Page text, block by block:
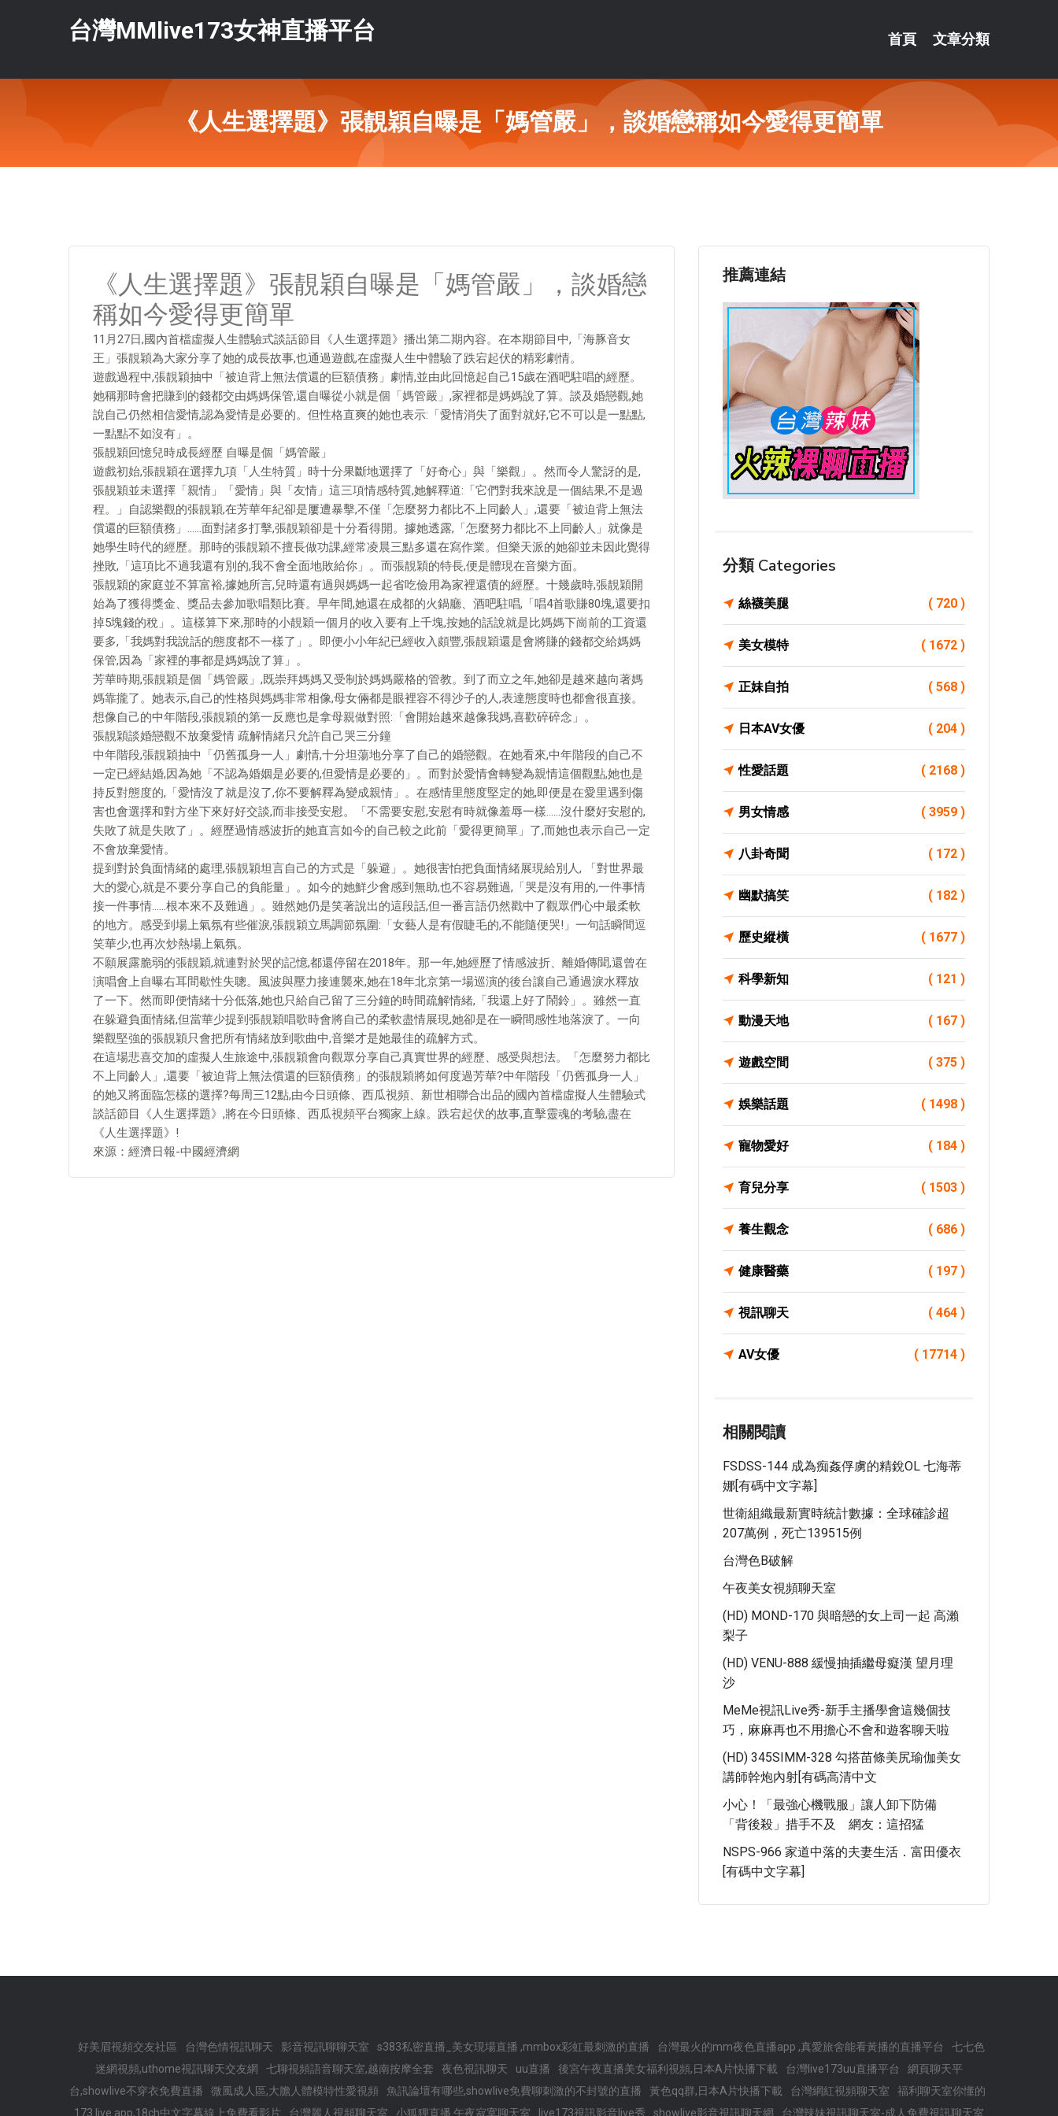
台灣MMlive173女神直播平台 首頁 文章分類
《人生選擇題》張靚穎自曝是「媽管嚴」，談婚戀稱如今愛得更簡單
《人生選擇題》張靚穎自曝是「媽管嚴」，談婚戀
稱如今愛得更簡單
11月27日,國內首檔虛擬人生體驗式談話節目《人生選擇題》播出第二期內容。在本期節目中,「海豚音女
王」張靚穎為大家分享了她的成長故事,也通過遊戲,在虛擬人生中體驗了跌宕起伏的精彩劇情。
遊戲過程中,張靚穎抽中「被迫背上無法償還的巨額債務」劇情,並由此回憶起自己15歲在酒吧駐唱的經歷。
她稱那時會把賺到的錢都交由媽媽保管,還自曝從小就是個「媽管嚴」,家裡都是媽媽說了算。談及婚戀觀,她
說自己仍然相信愛情,認為愛情是必要的。但性格直爽的她也表示:「愛情消失了面對就好,它不可以是一點點,
一點點不如沒有」。
張靚穎回憶兒時成長經歷 自曝是個「媽管嚴」
遊戲初始,張靚穎在選擇九項「人生特質」時十分果斷地選擇了「好奇心」與「樂觀」。然而令人驚訝的是,
張靚穎並未選擇「親情」「愛情」與「友情」這三項情感特質,她解釋道:「它們對我來說是一個結果,不是過
程。」自認樂觀的張靚穎,在芳華年紀卻是屢遭暴擊,不僅「怎麼努力都比不上同齡人」,還要「被迫背上無法
償還的巨額債務」……面對諸多打擊,張靚穎卻是十分看得開。據她透露,「怎麼努力都比不上同齡人」就像是
她學生時代的經歷。那時的張靚穎不擅長做功課,經常凌晨三點多還在寫作業。但樂天派的她卻並未因此覺得
挫敗,「這項比不過我還有別的,我不會全面地敗給你」。而張靚穎的特長,便是體現在音樂方面。
張靚穎的家庭並不算富裕,據她所言,兒時還有過與媽媽一起省吃儉用為家裡還債的經歷。十幾歲時,張靚穎開
始為了獲得獎金、獎品去參加歌唱類比賽。早年間,她還在成都的火鍋廳、酒吧駐唱,「唱4首歌賺80塊,還要扣
掉5塊錢的稅」。這樣算下來,那時的小靚穎一個月的收入要有上千塊,按她的話說就是比媽媽下崗前的工資還
要多,「我媽對我說話的態度都不一樣了」。即便小小年紀已經收入頗豐,張靚穎還是會將賺的錢都交給媽媽
保管,因為「家裡的事都是媽媽說了算」。
芳華時期,張靚穎是個「媽管嚴」,既崇拜媽媽又受制於媽媽嚴格的管教。到了而立之年,她卻是越來越向著媽
媽靠攏了。她表示,自己的性格與媽媽非常相像,母女倆都是眼裡容不得沙子的人,表達態度時也都會很直接。
想像自己的中年階段,張靚穎的第一反應也是拿母親做對照:「會開始越來越像我媽,喜歡碎碎念」。
張靚穎談婚戀觀不放棄愛情 疏解情緒只允許自己哭三分鐘
中年階段,張靚穎抽中「仍舊孤身一人」劇情,十分坦蕩地分享了自己的婚戀觀。在她看來,中年階段的自己不
一定已經結婚,因為她「不認為婚姻是必要的,但愛情是必要的」。而對於愛情會轉變為親情這個觀點,她也是
持反對態度的,「愛情沒了就是沒了,你不要解釋為變成親情」。在感情里態度堅定的她,即便是在愛里遇到傷
害也會選擇和對方坐下來好好交談,而非接受安慰。「不需要安慰,安慰有時就像羞辱一樣……沒什麼好安慰的,
失敗了就是失敗了」。經歷過情感波折的她直言如今的自己較之此前「愛得更簡單」了,而她也表示自己一定
不會放棄愛情。
提到對於負面情緒的處理,張靚穎坦言自己的方式是「躲避」。她很害怕把負面情緒展現給別人, 「對世界最
大的愛心,就是不要分享自己的負能量」。如今的她鮮少會感到無助,也不容易難過,「哭是沒有用的,一件事情
接一件事情……根本來不及難過」。雖然她仍是笑著說出的這段話,但一番言語仍然戳中了觀眾們心中最柔軟
的地方。感受到場上氣氛有些催淚,張靚穎立馬調節氛圍:「女藝人是有假睫毛的,不能隨便哭!」一句話瞬間逗
笑華少,也再次炒熱場上氣氛。
不願展露脆弱的張靚穎,就連對於哭的記憶,都還停留在2018年。那一年,她經歷了情感波折、離婚傳聞,還曾在
演唱會上自曝右耳間歇性失聰。風波與壓力接連襲來,她在18年北京第一場巡演的後台讓自己通過淚水釋放
了一下。然而即便情緒十分低落,她也只給自己留了三分鐘的時間疏解情緒,「我還上好了鬧鈴」。雖然一直
在躲避負面情緒,但當華少提到張靚穎唱歌時會將自己的柔軟盡情展現,她卻是在一瞬間感性地落淚了。一向
樂觀堅強的張靚穎只會把所有情緒放到歌曲中,音樂才是她最佳的疏解方式。
在這場悲喜交加的虛擬人生旅途中,張靚穎會向觀眾分享自己真實世界的經歷、感受與想法。「怎麼努力都比
不上同齡人」,還要「被迫背上無法償還的巨額債務」的張靚穎將如何度過芳華?中年階段「仍舊孤身一人」
的她又將面臨怎樣的選擇?每周三12點,由今日頭條、西瓜視頻、新世相聯合出品的國內首檔虛擬人生體驗式
談話節目《人生選擇題》,將在今日頭條、西瓜視頻平台獨家上線。跌宕起伏的故事,直擊靈魂的考驗,盡在
《人生選擇題》!
來源：經濟日報-中國經濟網
推薦連結
分類 Categories
絲襪美腿 ( 720 )
美女模特 ( 1672 )
正妹自拍 ( 568 )
日本AV女優 ( 204 )
性愛話題 ( 2168 )
男女情感 ( 3959 )
八卦奇聞 ( 172 )
幽默搞笑 ( 182 )
歷史縱橫 ( 1677 )
科學新知 ( 121 )
動漫天地 ( 167 )
遊戲空間 ( 375 )
娛樂話題 ( 1498 )
寵物愛好 ( 184 )
育兒分享 ( 1503 )
養生觀念 ( 686 )
健康醫藥 ( 197 )
視訊聊天 ( 464 )
AV女優 ( 17714 )
相關閱讀
FSDSS-144 成為痴姦俘虜的精銳OL 七海蒂
娜[有碼中文字幕]
世衛組織最新實時統計數據：全球確診超
207萬例，死亡139515例
台灣色b破解
午夜美女視頻聊天室
(HD) MOND-170 與暗戀的女上司一起 高瀨
梨子
(HD) VENU-888 緩慢抽插繼母癡漢 望月理
沙
MeMe視訊live秀-新手主播學會這幾個技
巧，麻麻再也不用擔心不會和遊客聊天啦
(HD) 345SIMM-328 勾搭苗條美尻瑜伽美女
講師幹炮內射[有碼高清中文
小心！「最強心機戰服」讓人卸下防備
「背後殺」措手不及 網友：這招猛
NSPS-966 家道中落的夫妻生活．富田優衣
[有碼中文字幕]
好美眉視頻交友社區 台灣色情視訊聊天 影音視訊聊聊天室 s383私密直播_美女現場直播 ,mmbox彩虹最刺激的直播 台灣最火的mm夜色直播app ,真愛旅舍能看黃播的直播平台
七七色
迷網視頻,uthome視訊聊天交友網
七聊視頻語音聊天室,越南按摩全套 夜色視訊聊天 uu直播 後宮午夜直播美女福利視頻,日本A片快播下載 台灣live173uu直播平台
網頁聊天平
台,showlive不穿衣免費直播
微風成人區,大膽人體模特性愛視頻 魚訊論壇有哪些,showlive免費聊刺激的不封號的直播 黃色qq群,日本A片快播下載 台灣網紅視頻聊天室
福利聊天室你懂的
173 live app,18ch中文字幕線上免費看影片
台灣麗人視頻聊天室 小狐狸直播 午夜寂寞聊天室 live173視訊影音live秀 showlive影音視訊聊天網 台灣辣妹視訊聊天室-成人免費視訊聊天室